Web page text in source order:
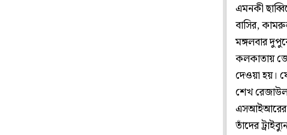
এমনকী
বাসির,
মঙ্গলবার
কলকাতায়
দেওয়া হয়।
শেখ
এসআইআরের
তাঁদের